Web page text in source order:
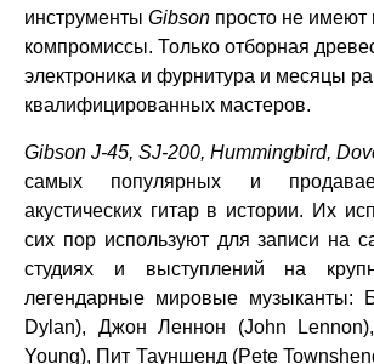
инструменты Gibson просто не имеют
компромиссы. Только отборная
электроника и фурнитура и месяцы
квалифицированных мастеров.
Gibson J-45, SJ-200, Hummingbird,
самых популярных и
акустических гитар в истории. Их
сих пор используют для записи на
студиях и выступлений на
легендарные мировые музыканты:
Dylan), Джон Леннон (John
Young), Пит Тауншенд (Pete